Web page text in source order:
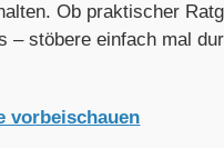
Ob praktischer
– stöbere einfach mal
vorbeischauen